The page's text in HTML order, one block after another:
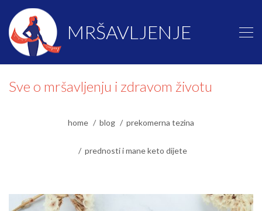
MRŠAVLJENJE
Sve o mršavljenju i zdravom životu
home blog prekomerna tezina
prednosti i mane keto dijete